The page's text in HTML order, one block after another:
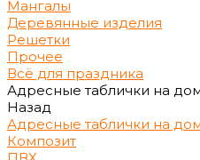
Мангалы
Деревянные изделия
Решетки
Прочее
Всё для праздника
Адресные таблички на
Назад
Адресные таблички на
Композит